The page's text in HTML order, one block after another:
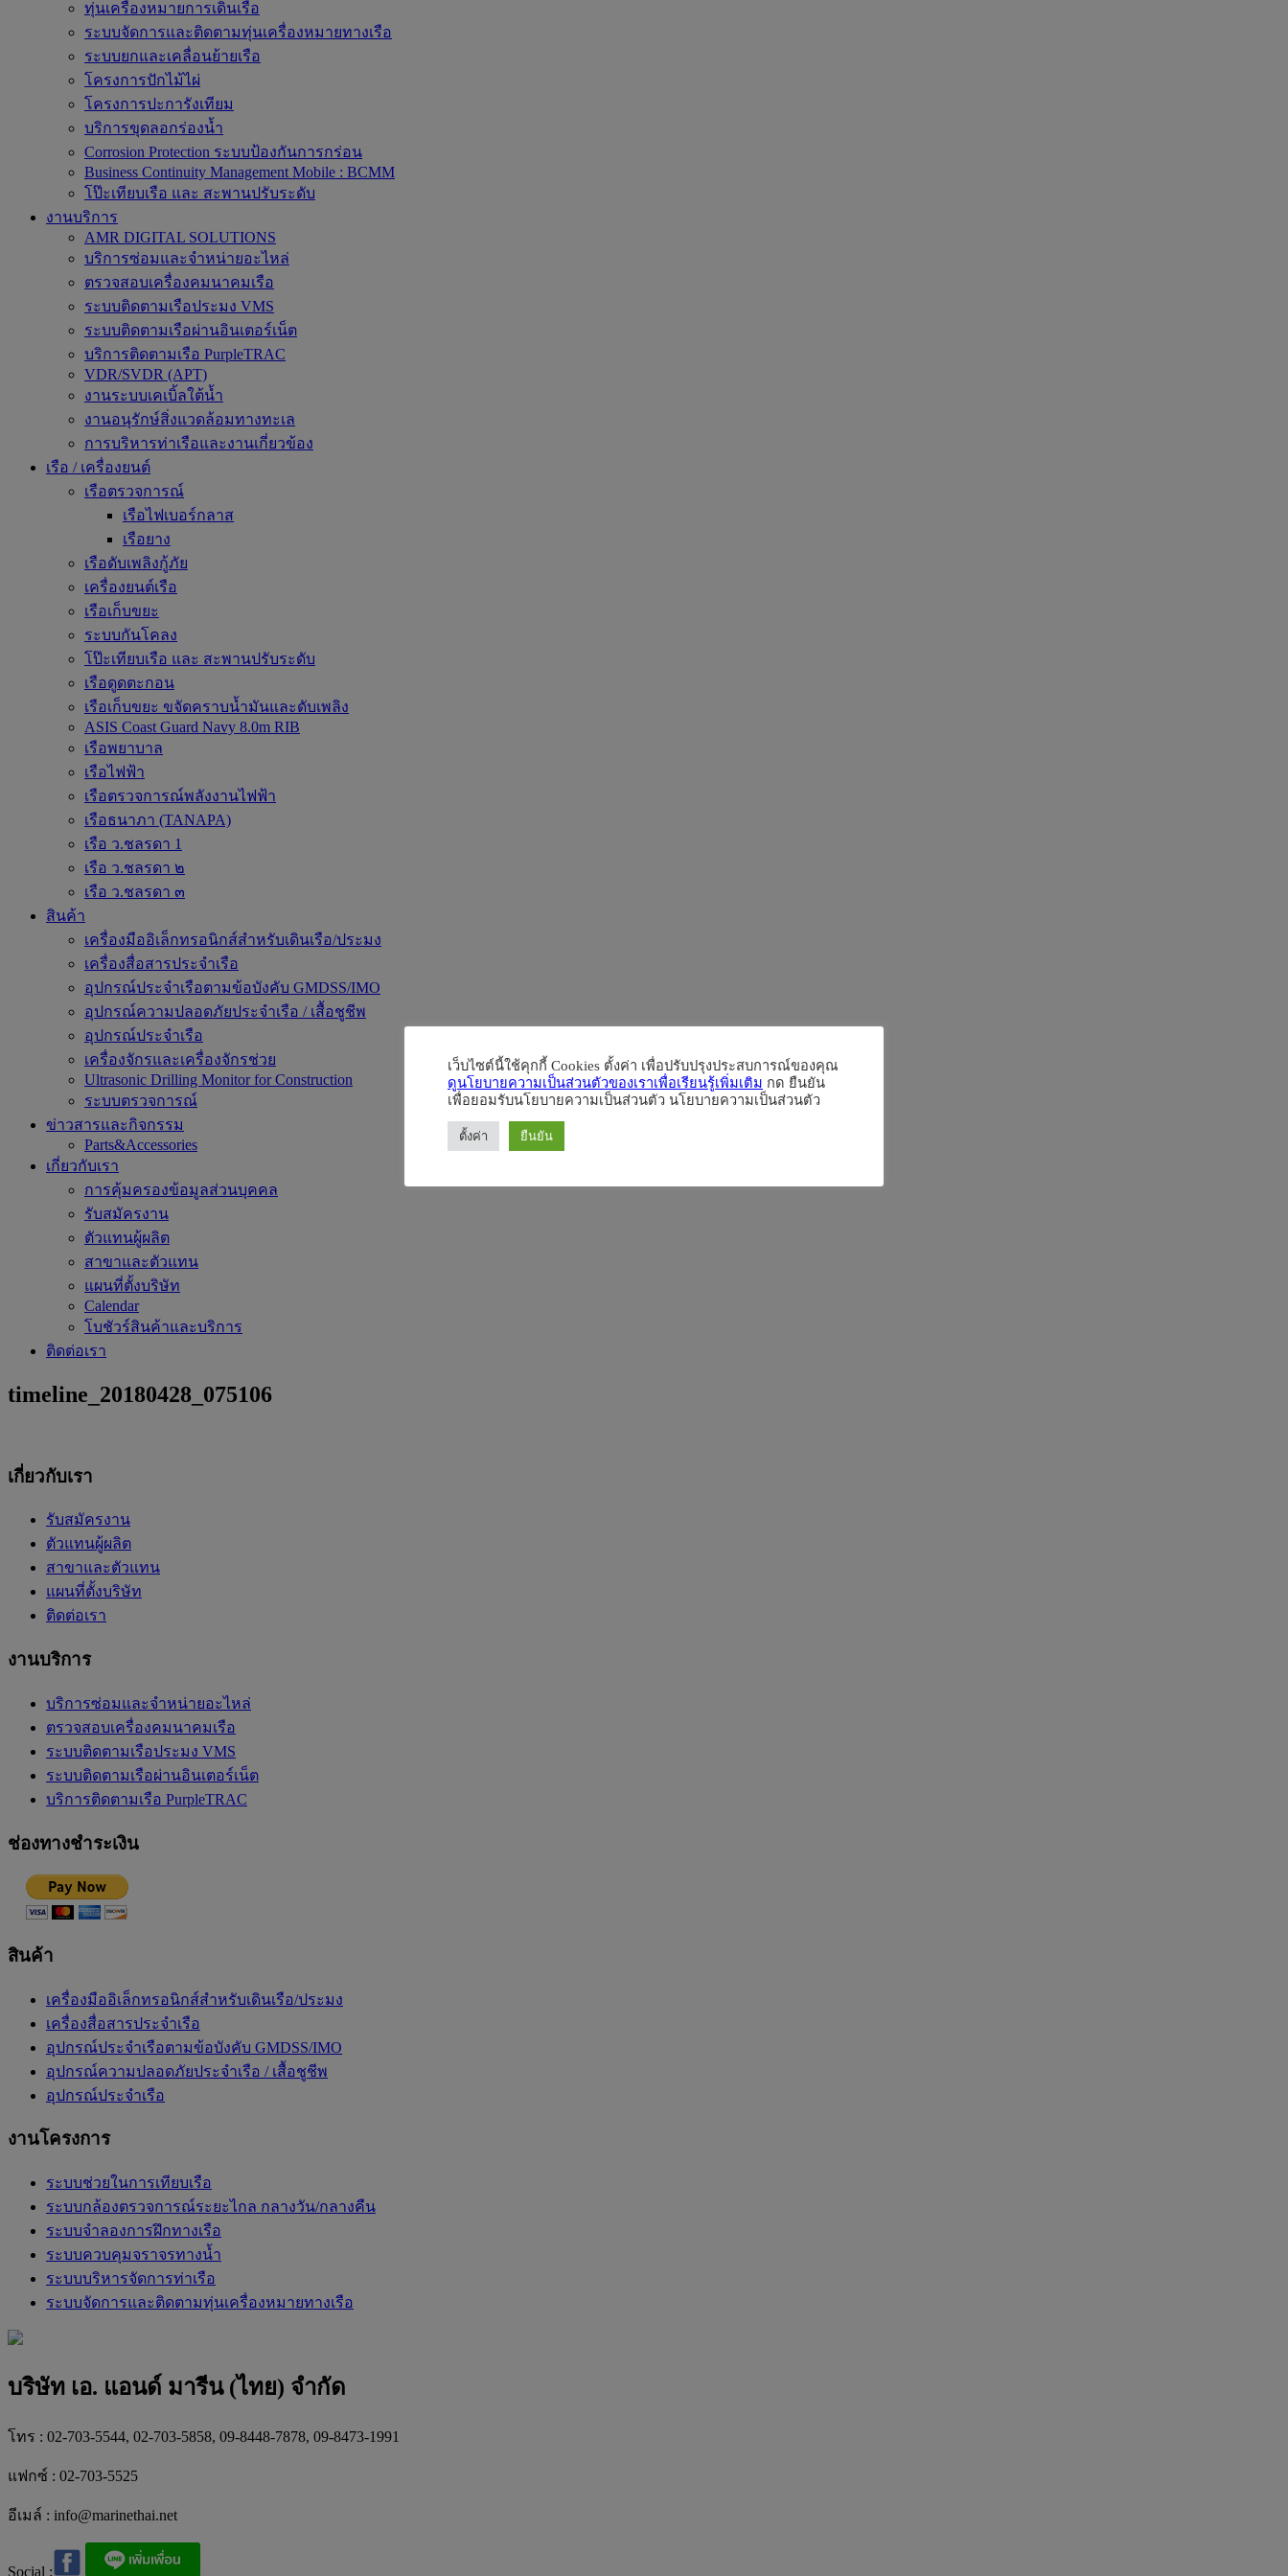
ทุ่นเครื่องหมายการเดินเรือ
ระบบจัดการและติดตามทุ่นเครื่องหมายทางเรือ
ระบบยกและเคลื่อนย้ายเรือ
โครงการปักไม้ไผ่
โครงการปะการังเทียม
บริการขุดลอกร่องน้ำ
Corrosion Protection ระบบป้องกันการกร่อน
Business Continuity Management Mobile : BCMM
โป๊ะเทียบเรือ และ สะพานปรับระดับ
งานบริการ
AMR DIGITAL SOLUTIONS
บริการซ่อมและจำหน่ายอะไหล่
ตรวจสอบเครื่องคมนาคมเรือ
ระบบติดตามเรือประมง VMS
ระบบติดตามเรือผ่านอินเตอร์เน็ต
บริการติดตามเรือ PurpleTRAC
VDR/SVDR (APT)
งานระบบเคเบิ้ลใต้น้ำ
งานอนุรักษ์สิ่งแวดล้อมทางทะเล
การบริหารท่าเรือและงานเกี่ยวข้อง
เรือ / เครื่องยนต์
เรือตรวจการณ์
เรือไฟเบอร์กลาส
เรือยาง
เรือดับเพลิงกู้ภัย
เครื่องยนต์เรือ
เรือเก็บขยะ
ระบบกันโคลง
โป๊ะเทียบเรือ และ สะพานปรับระดับ
เรือดูดตะกอน
เรือเก็บขยะ ขจัดคราบน้ำมันและดับเพลิง
ASIS Coast Guard Navy 8.0m RIB
เรือพยาบาล
เรือไฟฟ้า
เรือตรวจการณ์พลังงานไฟฟ้า
เรือธนาภา (TANAPA)
เรือ ว.ชลรดา 1
เรือ ว.ชลรดา ๒
เรือ ว.ชลรดา ๓
สินค้า
เครื่องมืออิเล็กทรอนิกส์สำหรับเดินเรือ/ประมง
เครื่องสื่อสารประจำเรือ
อุปกรณ์ประจำเรือตามข้อบังคับ GMDSS/IMO
อุปกรณ์ความปลอดภัยประจำเรือ / เสื้อชูชีพ
อุปกรณ์ประจำเรือ
เครื่องจักรและเครื่องจักรช่วย
Ultrasonic Drilling Monitor for Construction
ระบบตรวจการณ์
ข่าวสารและกิจกรรม
Parts&Accessories
เกี่ยวกับเรา
การคุ้มครองข้อมูลส่วนบุคคล
รับสมัครงาน
ตัวแทนผู้ผลิต
สาขาและตัวแทน
แผนที่ตั้งบริษัท
Calendar
โบชัวร์สินค้าและบริการ
ติดต่อเรา
timeline_20180428_075106
เกี่ยวกับเรา
รับสมัครงาน
ตัวแทนผู้ผลิต
สาขาและตัวแทน
แผนที่ตั้งบริษัท
ติดต่อเรา
งานบริการ
บริการซ่อมและจำหน่ายอะไหล่
ตรวจสอบเครื่องคมนาคมเรือ
ระบบติดตามเรือประมง VMS
ระบบติดตามเรือผ่านอินเตอร์เน็ต
บริการติดตามเรือ PurpleTRAC
ช่องทางชำระเงิน
สินค้า
เครื่องมืออิเล็กทรอนิกส์สำหรับเดินเรือ/ประมง
เครื่องสื่อสารประจำเรือ
อุปกรณ์ประจำเรือตามข้อบังคับ GMDSS/IMO
อุปกรณ์ความปลอดภัยประจำเรือ / เสื้อชูชีพ
อุปกรณ์ประจำเรือ
งานโครงการ
ระบบช่วยในการเทียบเรือ
ระบบกล้องตรวจการณ์ระยะไกล กลางวัน/กลางคืน
ระบบจำลองการฝึกทางเรือ
ระบบควบคุมจราจรทางน้ำ
ระบบบริหารจัดการท่าเรือ
ระบบจัดการและติดตามทุ่นเครื่องหมายทางเรือ
บริษัท เอ. แอนด์ มารีน (ไทย) จำกัด
โทร : 02-703-5544, 02-703-5858, 09-8448-7878, 09-8473-1991
แฟกซ์ : 02-703-5525
อีเมล์ : info@marinethai.net
Social :
เว็บไซต์นี้ใช้คุกกี้ Cookies ตั้งค่า เพื่อปรับปรุงประสบการณ์ของคุณ
ดูนโยบายความเป็นส่วนตัวของเราเพื่อเรียนรู้เพิ่มเติม กด ยืนยัน
เพื่อยอมรับนโยบายความเป็นส่วนตัว นโยบายความเป็นส่วนตัว
ตั้งค่า ยืนยัน